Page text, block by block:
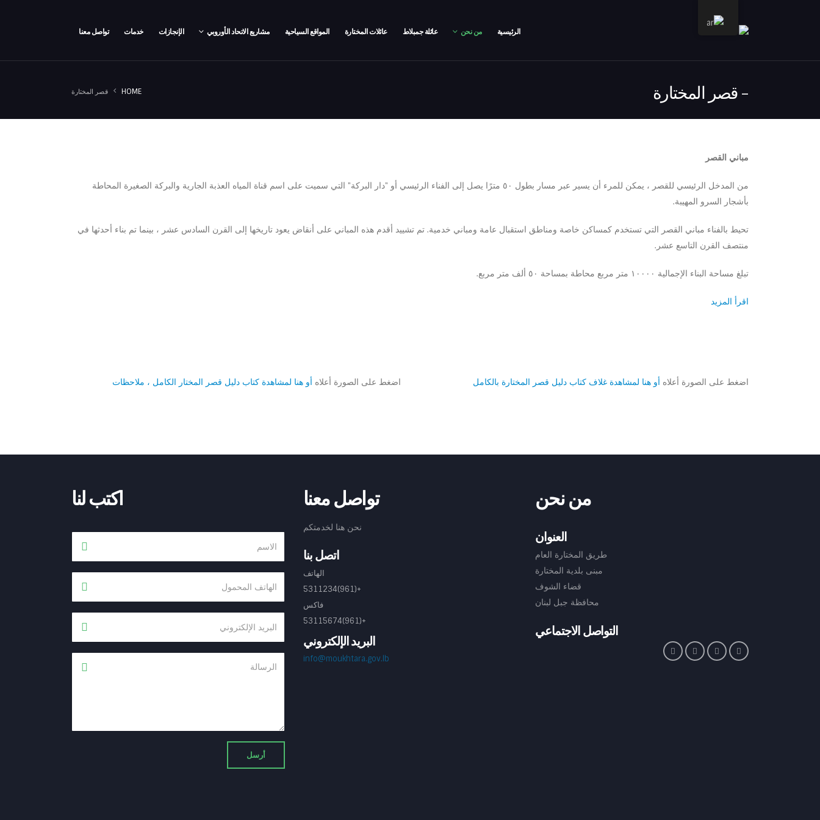
الرئيسية من نحن عائلة جمبلاط عائلات المختارة المواقع السياحية مشاريع الاتحاد الأوروبي الإنجازات خدمات تواصل معنا
قصر المختارة HOME قصر المختارة
مباني القصر
من المدخل الرئيسي للقصر ، يمكن للمرء أن يسير عبر مسار بطول ٥٠ مترًا يصل إلى الفناء الرئيسي أو "دار البركة" التي سميت على اسم قناة المياه العذبة الجارية والبركة الصغيرة المحاطة
بأشجار السرو المهيبة.
تحيط بالفناء مباني القصر التي تستخدم كمساكن خاصة ومناطق استقبال عامة ومباني خدمية. تم تشييد أقدم هذه المباني على أنقاض يعود تاريخها إلى القرن السادس عشر ، بينما تم بناء أحدثها في
منتصف القرن التاسع عشر.
تبلغ مساحة البناء الإجمالية ١٠٠٠٠ متر مربع محاطة بمساحة ٥٠ ألف متر مربع.
اقرأ المزيد
اضغط على الصورة أعلاه أو هنا لمشاهدة غلاف كتاب دليل قصر المختارة بالكامل اضغط على الصورة أعلاه أو هنا لمشاهدة كتاب دليل قصر المختار الكامل ، ملاحظات
من نحن
العنوان
طريق المختارة العام
مبنى بلدية المختارة
قضاء الشوف
محافظة جبل لبنان
التواصل الاجتماعي
تواصل معنا
نحن هنا لخدمتكم
اتصل بنا
الهاتف
+(961)5311234
فاكس
+(961)53115674
البريد الإلكتروني
info@moukhtara.gov.lb
اكتب لنا